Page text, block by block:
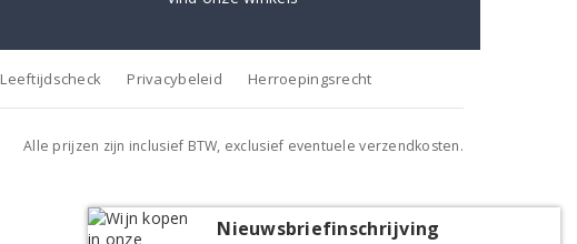
Leeftijdscheck Privacybeleid Herroepingsrecht
Alle prijzen zijn inclusief BTW, exclusief eventuele verzendkosten.
Nieuwsbriefinschrijving